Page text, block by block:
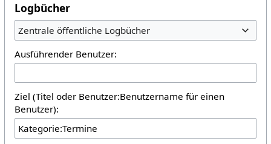
Logbücher
Zentrale öffentliche Logbücher
Ausführender Benutzer:
Ziel (Titel oder Benutzer:Benutzername für einen
Benutzer):